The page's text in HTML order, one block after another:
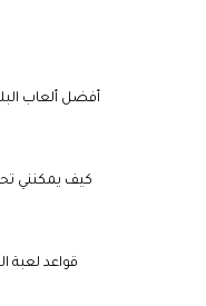
أفضل ألعاب
كيف يمكنني
قواعد لعبة